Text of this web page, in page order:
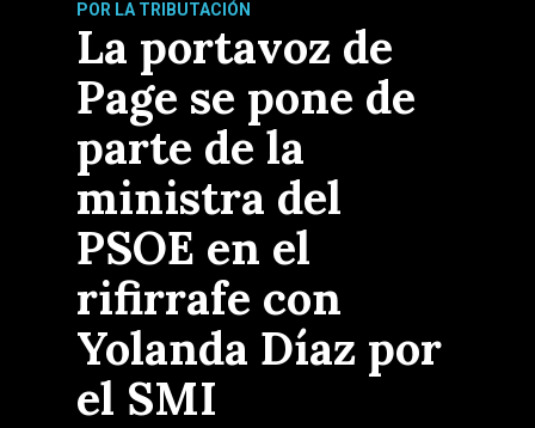
POR LA TRIBUTACIÓN
La portavoz de
Page se pone de
parte de la
ministra del
PSOE en el
rifirrafe con
Yolanda Díaz por
el SMI